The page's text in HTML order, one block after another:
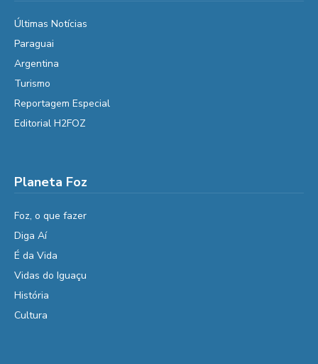
Últimas Notícias
Paraguai
Argentina
Turismo
Reportagem Especial
Editorial H2FOZ
Planeta Foz
Foz, o que fazer
Diga Aí
É da Vida
Vidas do Iguaçu
História
Cultura